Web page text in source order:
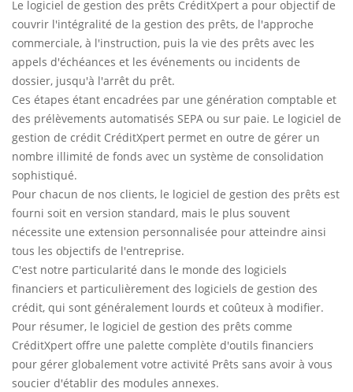
Le logiciel de gestion des prêts CréditXpert a pour objectif de
couvrir l'intégralité de la gestion des prêts, de l'approche
commerciale, à l'instruction, puis la vie des prêts avec les
appels d'échéances et les événements ou incidents de
dossier, jusqu'à l'arrêt du prêt.
Ces étapes étant encadrées par une génération comptable et
des prélèvements automatisés SEPA ou sur paie. Le logiciel de
gestion de crédit CréditXpert permet en outre de gérer un
nombre illimité de fonds avec un système de consolidation
sophistiqué.
Pour chacun de nos clients, le logiciel de gestion des prêts est
fourni soit en version standard, mais le plus souvent
nécessite une extension personnalisée pour atteindre ainsi
tous les objectifs de l'entreprise.
C'est notre particularité dans le monde des logiciels
financiers et particulièrement des logiciels de gestion des
crédit, qui sont généralement lourds et coûteux à modifier.
Pour résumer, le logiciel de gestion des prêts comme
CréditXpert offre une palette complète d'outils financiers
pour gérer globalement votre activité Prêts sans avoir à vous
soucier d'établir des modules annexes.